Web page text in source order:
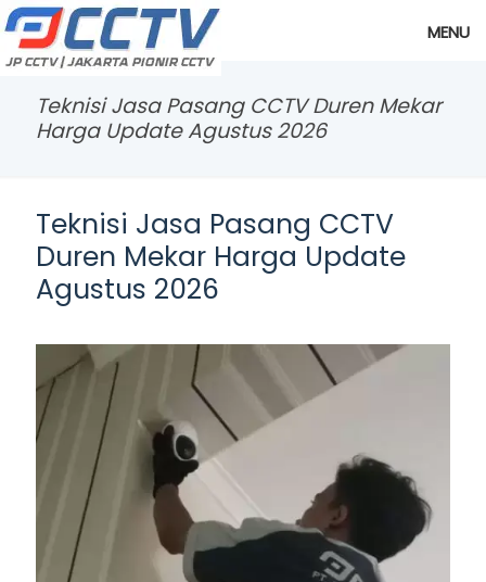
MENU
Teknisi Jasa Pasang CCTV Duren Mekar
Harga Update Agustus 2026
Teknisi Jasa Pasang CCTV
Duren Mekar Harga Update
Agustus 2026